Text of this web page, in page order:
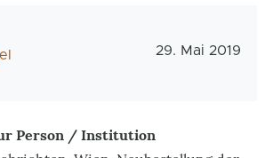
29. Mai 2019
Person / Institution